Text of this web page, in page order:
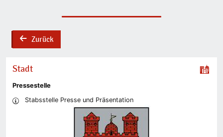
backZurück
Stadt
Pressestelle
Stabsstelle Presse und Präsentation